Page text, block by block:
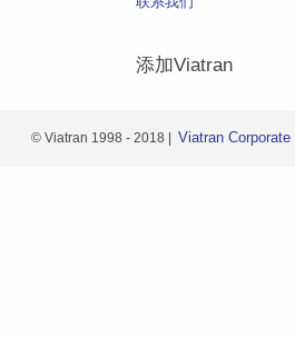
添加Viatran
© Viatran 1998 - 2018 | Viatran Corporate|